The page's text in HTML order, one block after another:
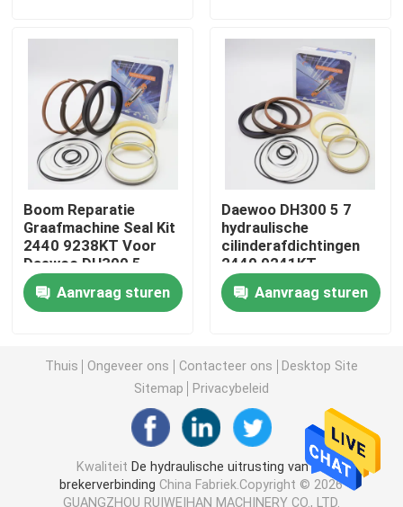
Gevallen
De hydraulische uitrusting van de brekerverbinding
Graafwerktuig Seal Kit
jcb verbindingsuitrusting
De Verbindingsuitrusting van KOMATSU
Hydraulische Olieverbinding
Hydraulische Stofverbinding
Hydraulische Zuigerverbinding
Boom Reparatie
Graafmachine Seal Kit
2440 9238KT Voor
Daewoo DH300 5
DH300 7
Aanvraag sturen
Daewoo DH300 5 7
hydraulische
cilinderafdichtingen
2440 9241KT
Bakreparatie
Aanvraag sturen
Thuis Ongeveer ons Contacteer ons
Desktop Site
Sitemap
Privacybeleid
Kwaliteit De hydraulische uitrusting van de
brekerverbinding China Fabriek.Copyright © 2026
GUANGZHOU RUIWEIHAN MACHINERY CO., LTD.